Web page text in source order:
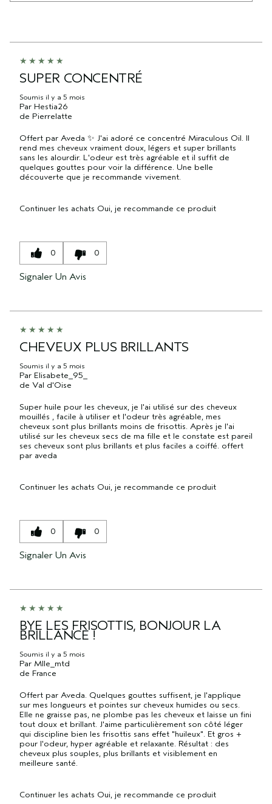
SUPER CONCENTRÉ
Soumis il y a 5 mois
Par Hestia26
de Pierrelatte
Offert par Aveda ✨ J'ai adoré ce concentré Miraculous Oil. Il
rend mes cheveux vraiment doux, légers et super brillants
sans les alourdir. L'odeur est très agréable et il suffit de
quelques gouttes pour voir la différence. Une belle
découverte que je recommande vivement.
Continuer les achats Oui, je recommande ce produit
0 0
Signaler Un Avis
CHEVEUX PLUS BRILLANTS
Soumis il y a 5 mois
Par Elisabete_95_
de Val d'Oise
Super huile pour les cheveux, je l'ai utilisé sur des cheveux
mouillés , facile à utiliser et l'odeur très agréable, mes
cheveux sont plus brillants moins de frisottis. Après je l'ai
utilisé sur les cheveux secs de ma fille et le constate est pareil
ses cheveux sont plus brillants et plus faciles a coiffé. offert
par aveda
Continuer les achats Oui, je recommande ce produit
0 0
Signaler Un Avis
BYE LES FRISOTTIS, BONJOUR LA
BRILLANCE !
Soumis il y a 5 mois
Par Mlle_mtd
de France
Offert par Aveda. Quelques gouttes suffisent, je l'applique
sur mes longueurs et pointes sur cheveux humides ou secs.
Elle ne graisse pas, ne plombe pas les cheveux et laisse un fini
tout doux et brillant. J'aime particulièrement son côté léger
qui discipline bien les frisottis sans effet "huileux". Et gros +
pour l'odeur, hyper agréable et relaxante. Résultat : des
cheveux plus souples, plus brillants et visiblement en
meilleure santé.
Continuer les achats Oui, je recommande ce produit